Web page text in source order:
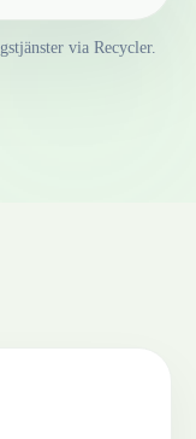
via Recycler.